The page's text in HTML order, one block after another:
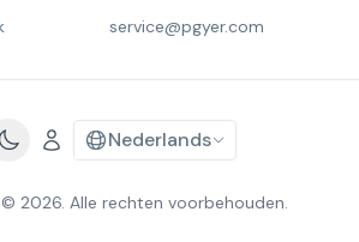
service@pgyer.com
Nederlands
2026. Alle rechten voorbehouden.